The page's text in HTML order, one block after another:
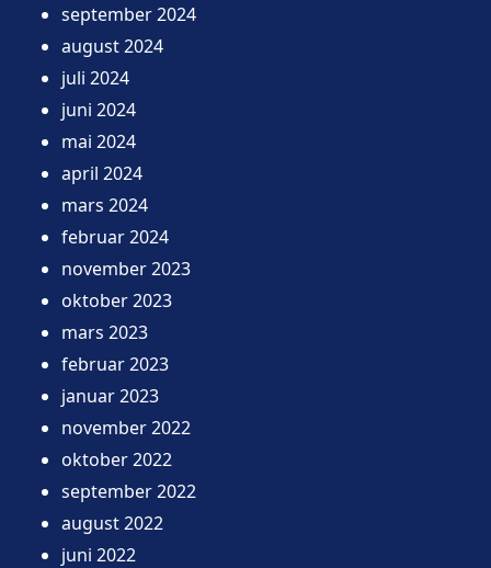
september 2024
august 2024
juli 2024
juni 2024
mai 2024
april 2024
mars 2024
februar 2024
november 2023
oktober 2023
mars 2023
februar 2023
januar 2023
november 2022
oktober 2022
september 2022
august 2022
juni 2022